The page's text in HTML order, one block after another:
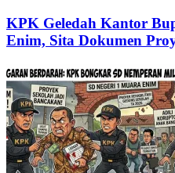
KPK Geledah Kantor
Enim, Sita Dokumen